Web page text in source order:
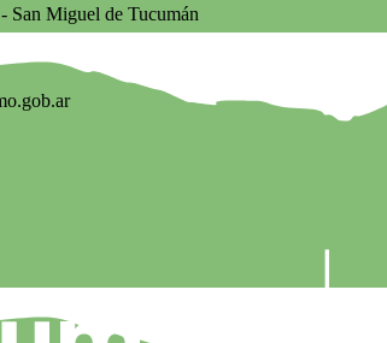
San Miguel de Tucumán